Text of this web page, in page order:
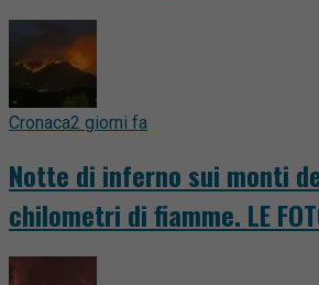
Cronaca2 giorni fa
Notte di inferno sui monti
chilometri di fiamme. LE